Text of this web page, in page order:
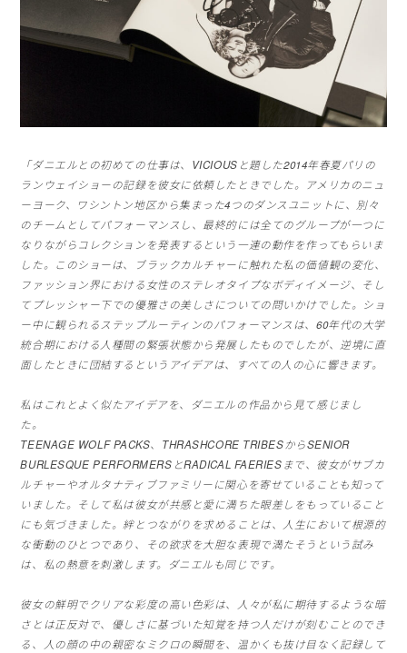
「ダニエルとの初めての仕事は、 VICIOUSと題した2014年春夏パリの
ランウェイショーの記録を彼女に依頼したときでした。アメリカのニュ
ーヨーク、
ワシントン地区から集まった4つのダンスユニットに、 別々
のチームとしてパフォーマンスし、 最終的には全てのグループが一つに
なりながらコレクションを発表するという一連の動作を作ってもらいま
した。このショーは、
ブラックカルチャーに触れた私の価値観の変化、
ファッション界における女性のステレオタイプなボディイメージ、
そし
てプレッシャー下での優雅さの美しさについての問いかけでした。ショ
ー中に観られるステップルーティンのパフォーマンスは、 60年代の大学
統合期における人種間の緊張状態から発展したものでしたが、逆境に直
面したときに団結するというアイデアは、
すべての人の心に響きます。
私はこれとよく似たアイデアを、
ダニエルの作品から見て感じまし
た。
TEENAGE WOLF PACKS、THRASHCORE TRIBESからSENIOR
BURLESQUE PERFORMERSとRADICAL FAERIESまで、 彼女がサブカ
ルチャーやオルタナティブファミリーに関心を寄せていることも知って
いました。 そして私は彼女が共感と愛に満ちた眼差しをもっていること
にも気づきました。絆とつながりを求めることは、 人生において根源的
な衝動のひとつであり、
その欲求を大胆な表現で満たそうという試み
は、 私の熱意を刺激します。ダニエルも同じです。
彼女の鮮明でクリアな彩度の高い色彩は、 人々が私に期待するような暗
さとは正反対で、 優しさに基づいた知覚を持つ人だけが刻むことのでき
る、 人の顔の中の親密なミクロの瞬間を、 温かくも抜け目なく記録して